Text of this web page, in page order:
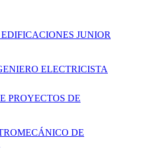
JUNIOR
ELECTRICISTA
PROYECTOS DE
DE